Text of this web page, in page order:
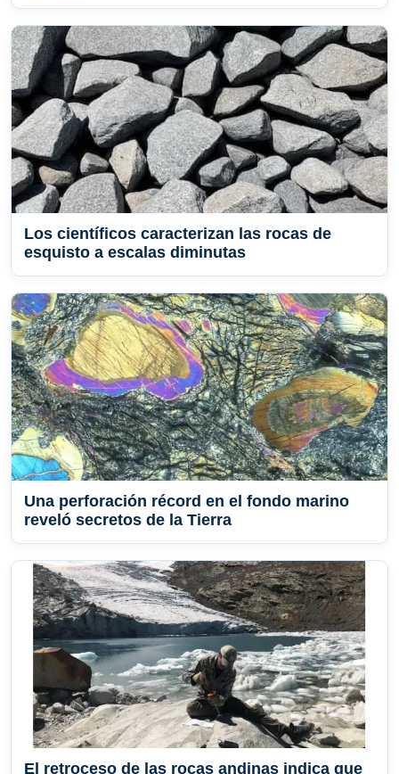
Los científicos caracterizan las rocas de
esquisto a escalas diminutas
Una perforación récord en el fondo marino
reveló secretos de la Tierra
El retroceso de las rocas andinas indica que